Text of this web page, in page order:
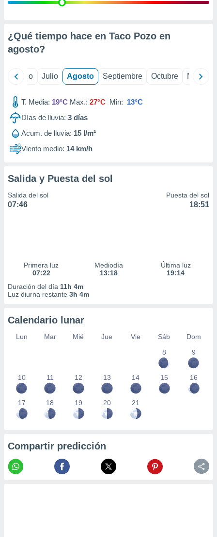
e
mediante
de
1199
¿Qué tiempo hace en Taco Pozo en
agosto?
Junio Julio Agosto Septiembre Octubre
T. Media: 19°C Max.: 27°C Min: 13°C
Días de lluvia: 3 días
Acum. de lluvia: 15 l/m²
Viento medio: 14 km/h
Salida y Puesta del sol
Salida del sol
07:46
Puesta del sol
18:51
Primera luz
07:22
Mediodía
13:18
Última luz
19:14
Duración del día 11h 4m
Luz diurna restante 3h 4m
Calendario lunar
Lun Mar Mié Jue Vie Sáb
Dom
8
9
10 11 12 13 14 15 16
17 18 19 20 21
Compartir predicción